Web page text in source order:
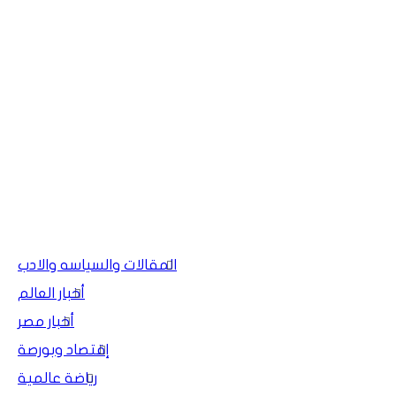
المقالات والسياسه والادب
أخبار العالم
أخبار مصر
إقتصاد وبورصة
رياضة عالمية